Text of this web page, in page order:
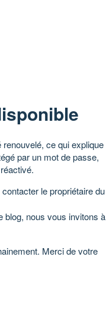
renouvelé, ce qui explique
par un mot de passe,
le propriétaire du
blog, nous vous invitons à
Merci de votre